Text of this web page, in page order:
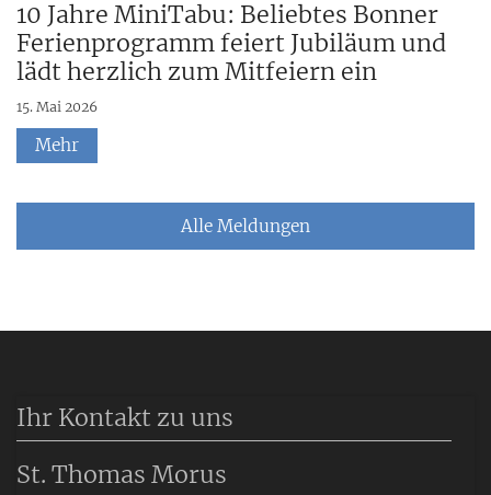
10 Jahre MiniTabu: Beliebtes Bonner
Ferienprogramm feiert Jubiläum und
lädt herzlich zum Mitfeiern ein
15. Mai 2026
Mehr
Alle Meldungen
Ihr Kontakt zu uns
St. Thomas Morus